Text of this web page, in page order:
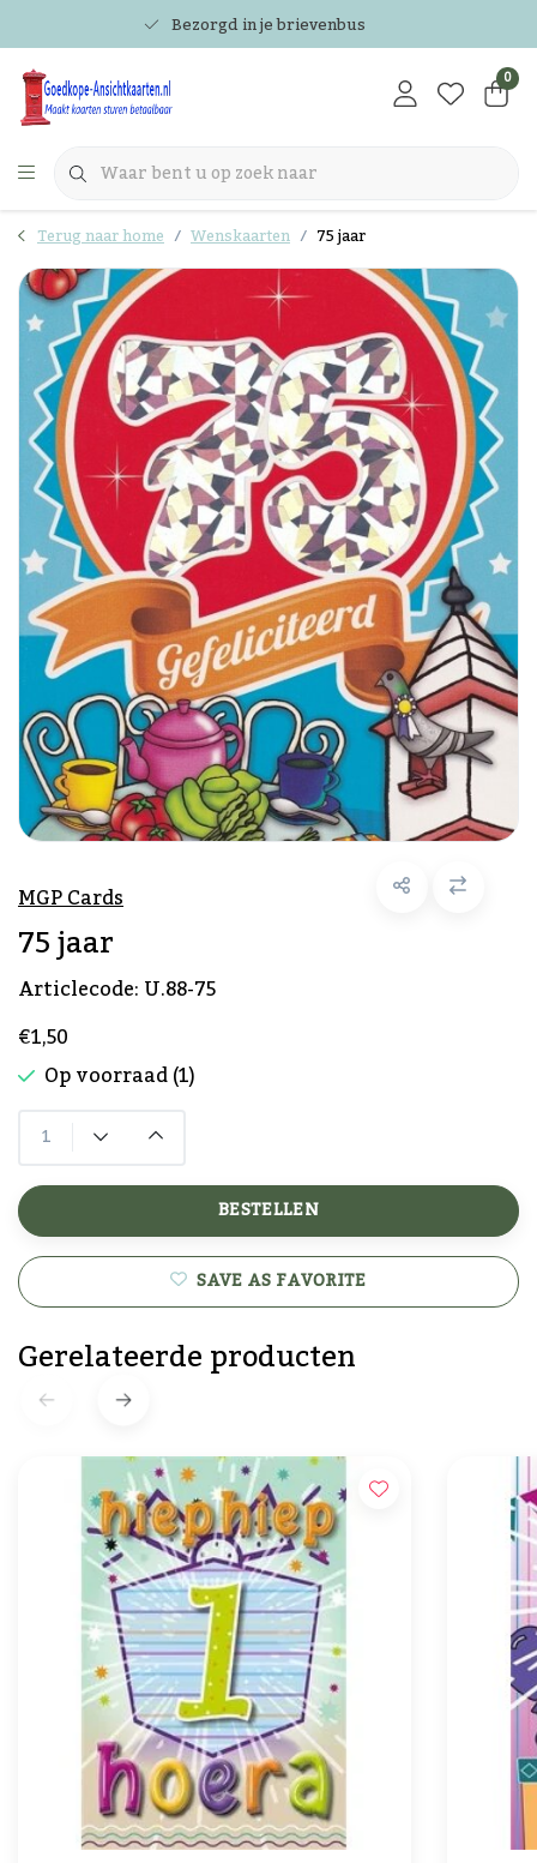
Bezorgd in je brievenbus
0
Terug naar home Wenskaarten 75 jaar
MGP Cards
75 jaar
Articlecode:U.88-75
€1,50
Op voorraad (1)
BESTELLEN
SAVE AS FAVORITE
Gerelateerde producten